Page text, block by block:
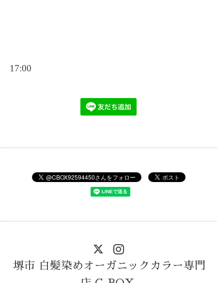
17:00
堺市 白髪染めオーガニックカラー専門